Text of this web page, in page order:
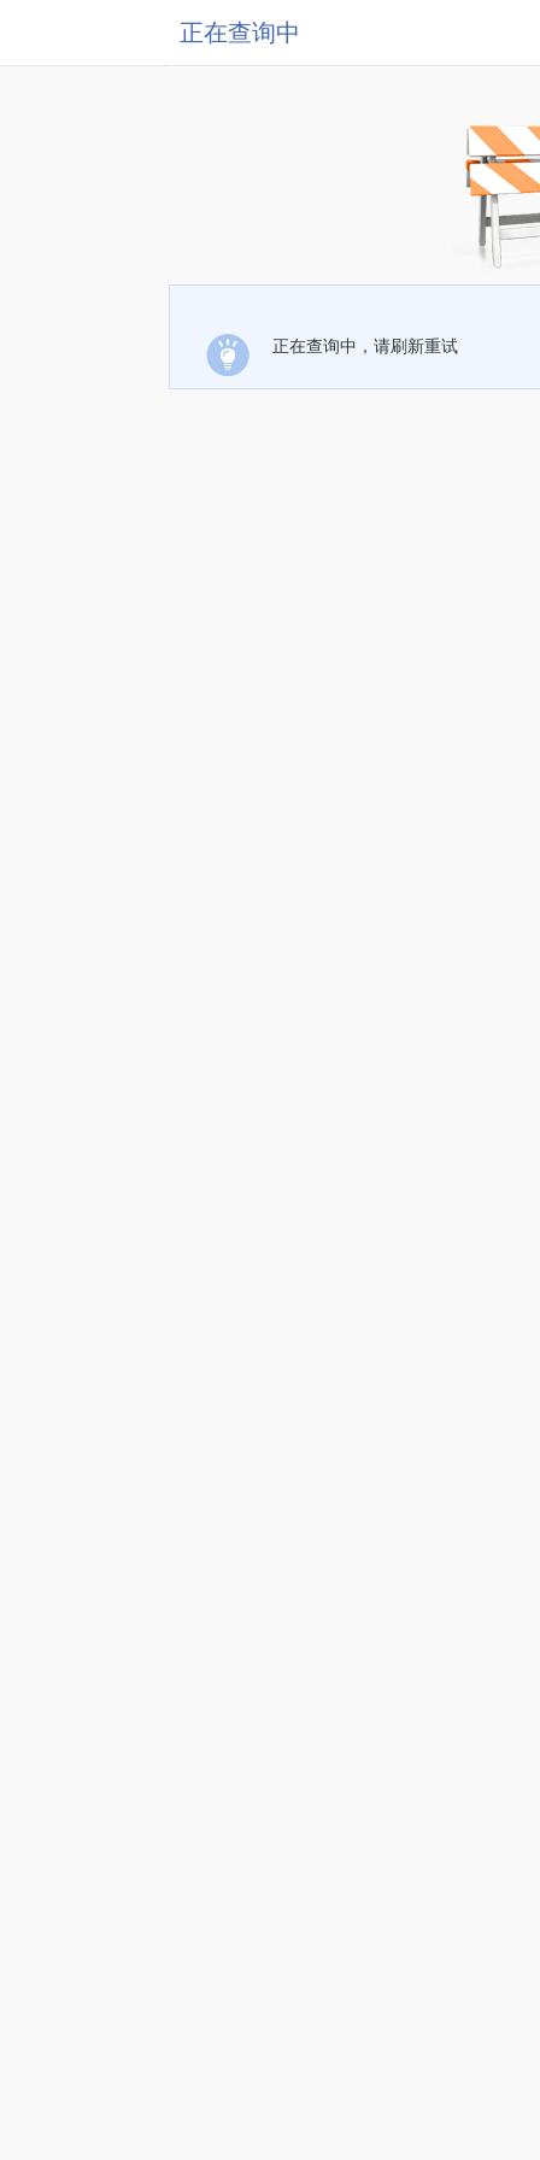
正在查询中
正在查询中，请刷新重试